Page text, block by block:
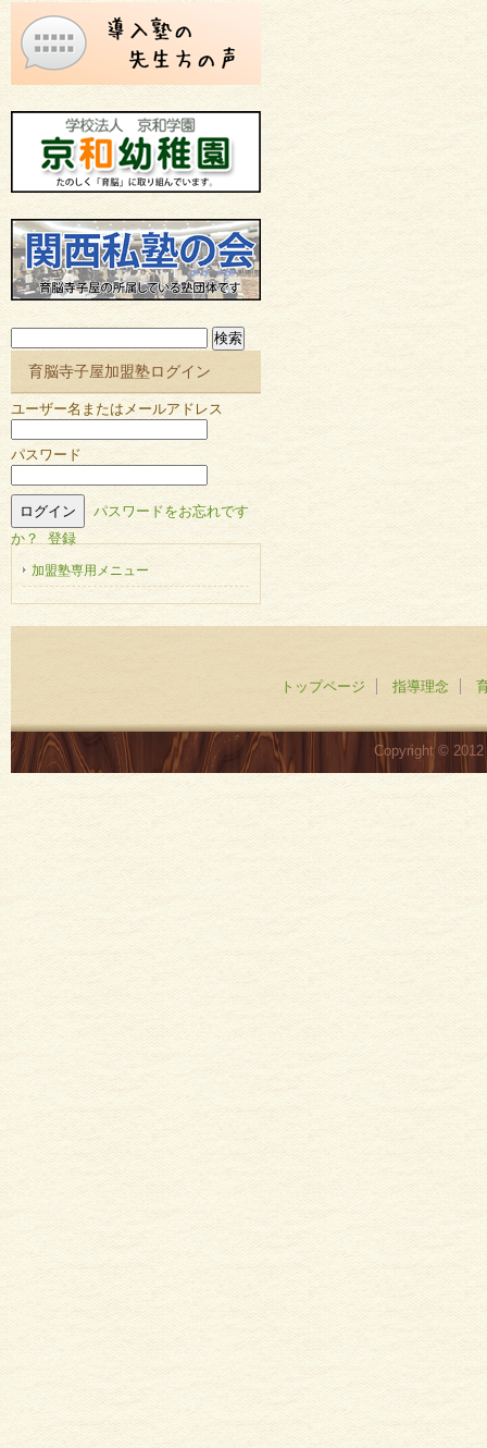
索:
育脳寺子屋加盟塾ログイン
ユーザー名またはメールアドレス
パスワード
パスワードをお忘れです
か？
登録
加盟塾専用メニュー
トップページ 指導理念
Copyright ©